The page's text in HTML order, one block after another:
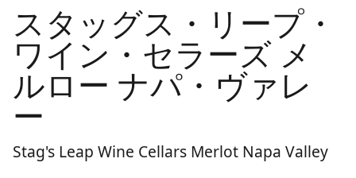
スタッグス・リープ・
ワイン・セラーズ メ
ルロー ナパ・ヴァレ
ー
Stag's Leap Wine Cellars Merlot Napa Valley